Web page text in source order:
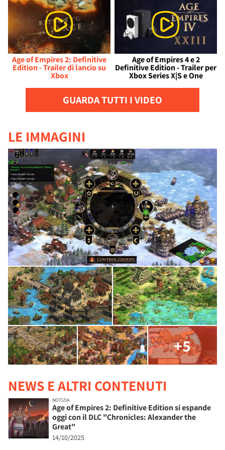
Age of Empires 2: Definitive
Edition - Trailer di lancio su
Xbox
Age of Empires 4 e 2
Definitive Edition - Trailer per
Xbox Series X|S e One
GUARDA TUTTI I VIDEO
LE IMMAGINI
+5
NEWS E ALTRI CONTENUTI
NOTIZIA
Age of Empires 2: Definitive Edition si espande
oggi con il DLC "Chronicles: Alexander the
Great"
14/10/2025